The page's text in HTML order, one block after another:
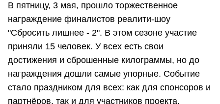
В пятницу, 3 мая, прошло торжественное
награждение финалистов реалити-шоу
"Сбросить лишнее - 2". В этом сезоне участие
приняли 15 человек. У всех есть свои
достижения и сброшенные килограммы, но до
награждения дошли самые упорные. Событие
стало праздником для всех: как для спонсоров и
партнёров, так и для участников проекта.